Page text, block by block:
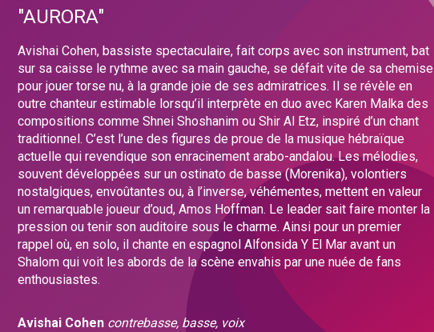
"AURORA"
Avishai Cohen, bassiste spectaculaire, fait corps avec son instrument, bat
sur sa caisse le rythme avec sa main gauche, se défait vite de sa chemise
pour jouer torse nu, à la grande joie de ses admiratrices. Il se révèle en
outre chanteur estimable lorsqu’il interprète en duo avec Karen Malka des
compositions comme Shnei Shoshanim ou Shir Al Etz, inspiré d’un chant
traditionnel. C’est l’une des figures de proue de la musique hébraïque
actuelle qui revendique son enracinement arabo-andalou. Les mélodies,
souvent développées sur un ostinato de basse (Morenika), volontiers
nostalgiques, envoûtantes ou, à l’inverse, véhémentes, mettent en valeur
un remarquable joueur d’oud, Amos Hoffman. Le leader sait faire monter la
pression ou tenir son auditoire sous le charme. Ainsi pour un premier
rappel où, en solo, il chante en espagnol Alfonsida Y El Mar avant un
Shalom qui voit les abords de la scène envahis par une nuée de fans
enthousiastes.
Avishai Cohen contrebasse, basse, voix